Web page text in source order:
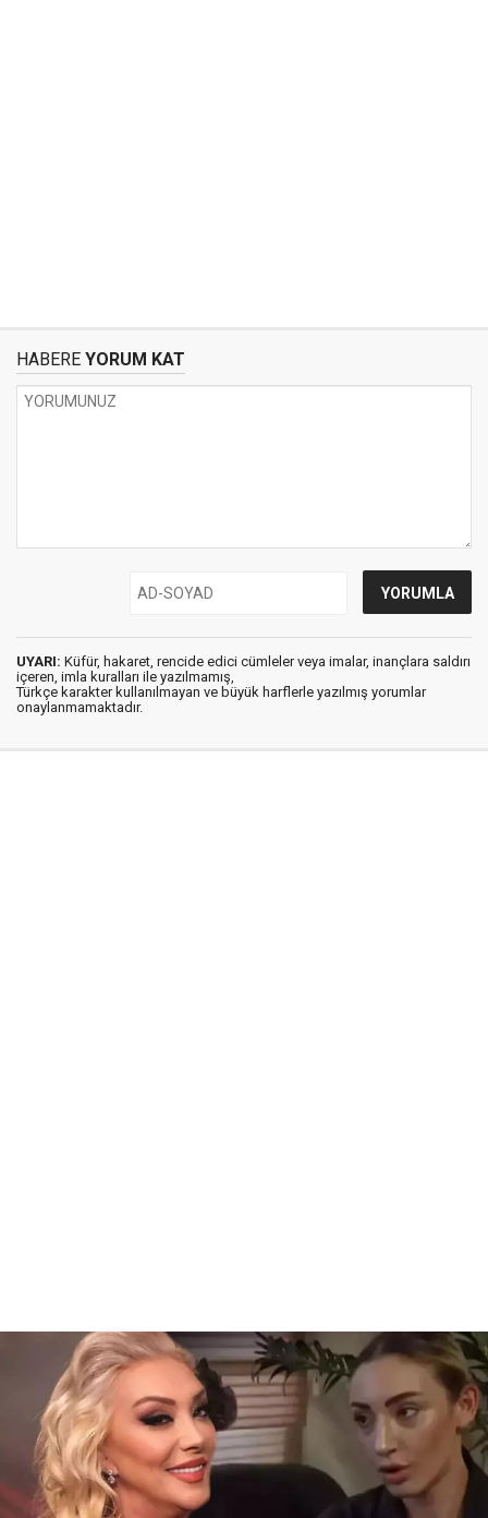
HABERE YORUM KAT
UYARI: Küfür, hakaret, rencide edici cümleler veya imalar, inançlara saldırı
içeren, imla kuralları ile yazılmamış,
Türkçe karakter kullanılmayan ve büyük harflerle yazılmış yorumlar
onaylanmamaktadır.